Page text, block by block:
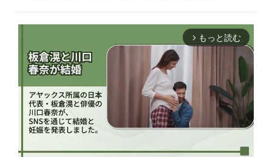
arrow_forward_ios もっと読む